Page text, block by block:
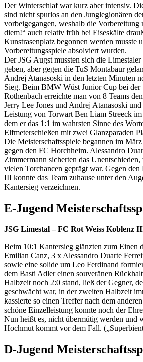
Der Winterschlaf war kurz aber intensiv.
sind nicht spurlos an den Junglegionären
vorbeigegangen, weshalb die Vorbereitung
diem!“ auch relativ früh bei Eiseskälte
Kunstrasenplatz begonnen werden musste
Vorbereitungsspiele absolviert wurden.
Der JSG Augst mussten sich die
geben, aber gegen die TuS Montabaur
Andrej Atanasoski in den letzten Minuten
Sieg. Beim BMW Wüst Junior Cup bei der
Rothenbach erreichte man von 8 Teams
Jerry Lee Jones und Andrej Atanasoski
Leistung von Torwart Ben Liam Streeck
dem er das 1:1 im wahrsten Sinne des
Elfmeterschießen mit zwei Glanzparaden
Die Meisterschaftsspiele begannen im
gegen den FC Horchheim. Alessandro
Zimmermann sicherten das
vielen Torchancen geprägt war. Gegen
III konnte das Team zuhause unter den
Kantersieg verzeichnen.
E-Jugend
JSG Limestal – FC Rot Weiss Koblenz
Beim 10:1 Kantersieg glänzten zum Einen
Emilian Canz, 3 x Alessandro Duarte
sowie eine solide um Leo Ferdinand
dem Basti Adler einen souveränen
Halbzeit noch 2:0 stand, ließ der Gegner,
geschwächt war, in der zweiten Halbzeit
kassierte so einen Treffer nach dem
schöne Einzelleistung konnte noch der
Nun heißt es, nicht übermütig werden und
Hochmut kommt vor dem Fall.
D-Jugend